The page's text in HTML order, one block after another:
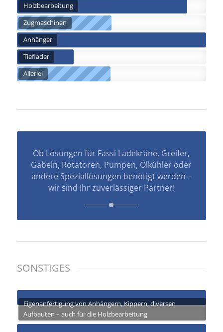
Holzbearbeitung
Zugmaschinen
Anhänger
Tieflader
Allerlei
Ob Lösungen für Fassi Ladekräne, Greifer,
Gabeln, Rotatoren, Pumpen, Ölkühler oder
andere Speziallösungen benötigt werden –
wir sind Ihr zuverlässiger Partner!
SONSTIGES
Eigenanfertigung von Anhängern, Kippern, diversen
Aufbauten – auch für die Holzbearbeitung